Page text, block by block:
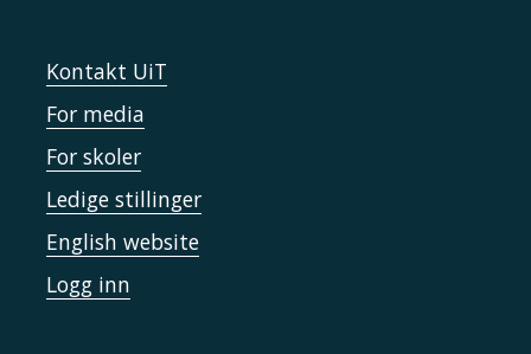
Kontakt UiT
For media
For skoler
Ledige stillinger
English website
Logg inn